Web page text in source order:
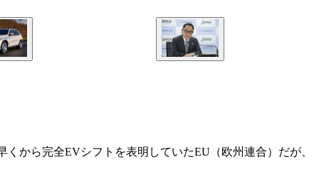
から完全EVシフトを表明していたEU（欧州連合）だが、